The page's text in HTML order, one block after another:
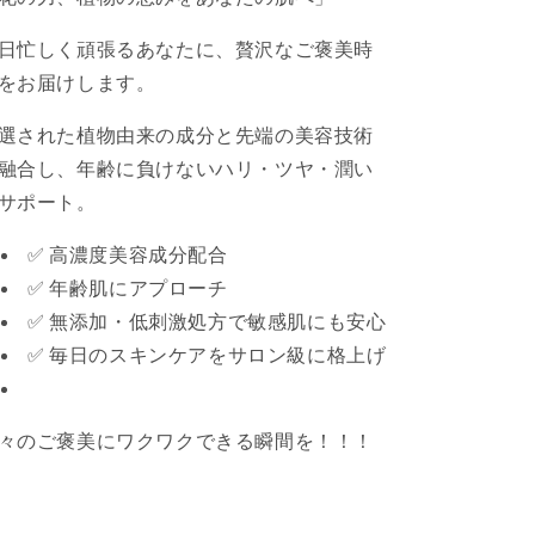
忙しく頑張るあなたに、贅沢なご褒美時
お届けします。
された植物由来の成分と先端の美容技術
合し、年齢に負けないハリ・ツヤ・潤い
ポート。
✅ 高濃度美容成分配合
✅ 年齢肌にアプローチ
✅ 無添加・低刺激処方で敏感肌にも安心
✅ 毎日のスキンケアをサロン級に格上げ
のご褒美にワクワクできる瞬間を！！！